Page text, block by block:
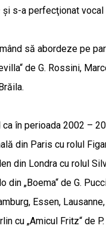
s-a perfecţionat
să abordeze pe
de G. Rossini,
ca în perioada 2002 –
din Paris cu rolul
din Londra cu rolul
„Boema“ de G.
Essen,
„Amicul Fritz“ de